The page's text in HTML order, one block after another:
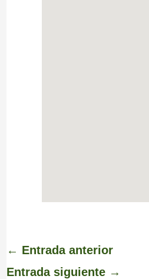
← Entrada anterior
Entrada siguiente →